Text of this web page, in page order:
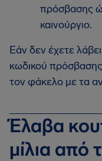
πρόσβασης
καινούργιο.
Εάν δεν έχετε
κωδικού
τον φάκελο με τα
Έλαβα
μίλια από